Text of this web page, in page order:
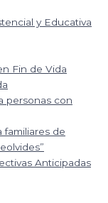
y Educativa
Fin de Vida
personas con
familiares de
Anticipadas